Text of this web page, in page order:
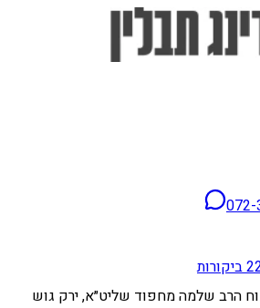
ביקורות
הרב שלמה מחפוד שליט״א, ירק גוש